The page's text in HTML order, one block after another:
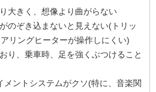
大きく、想像より曲がらない
のぞき込まないと見えない(トリッ
リングヒーターが操作しにくい)
り、乗車時、足を強くぶつけること
ントシステムがクソ(特に、音楽関